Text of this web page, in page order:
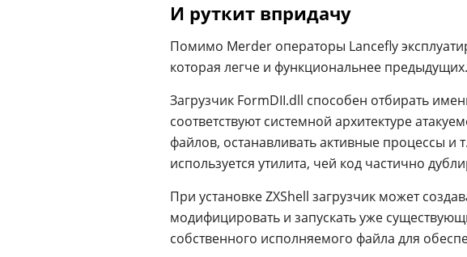
И руткит впридачу
Помимо Merder операторы Lancefly
которая легче и функциональнее предыдущих.
Загрузчик FormDII.dll способен отбирать
соответствуют системной архитектуре
файлов, останавливать активные процессы и
используется утилита, чей код частично
При установке ZXShell загрузчик может
модифицировать и запускать уже
собственного исполняемого файла для